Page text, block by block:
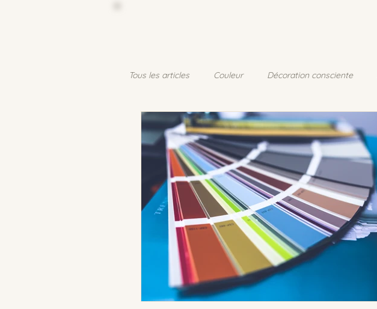
Tous les articles Couleur Décoration consciente
Home organisation consciente sommeil